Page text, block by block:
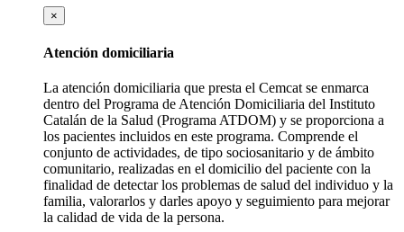
×
Atención domiciliaria
La atención domiciliaria que presta el Cemcat se enmarca
dentro del Programa de Atención Domiciliaria del Instituto
Catalán de la Salud (Programa ATDOM) y se proporciona a
los pacientes incluidos en este programa. Comprende el
conjunto de actividades, de tipo sociosanitario y de ámbito
comunitario, realizadas en el domicilio del paciente con la
finalidad de detectar los problemas de salud del individuo y la
familia, valorarlos y darles apoyo y seguimiento para mejorar
la calidad de vida de la persona.